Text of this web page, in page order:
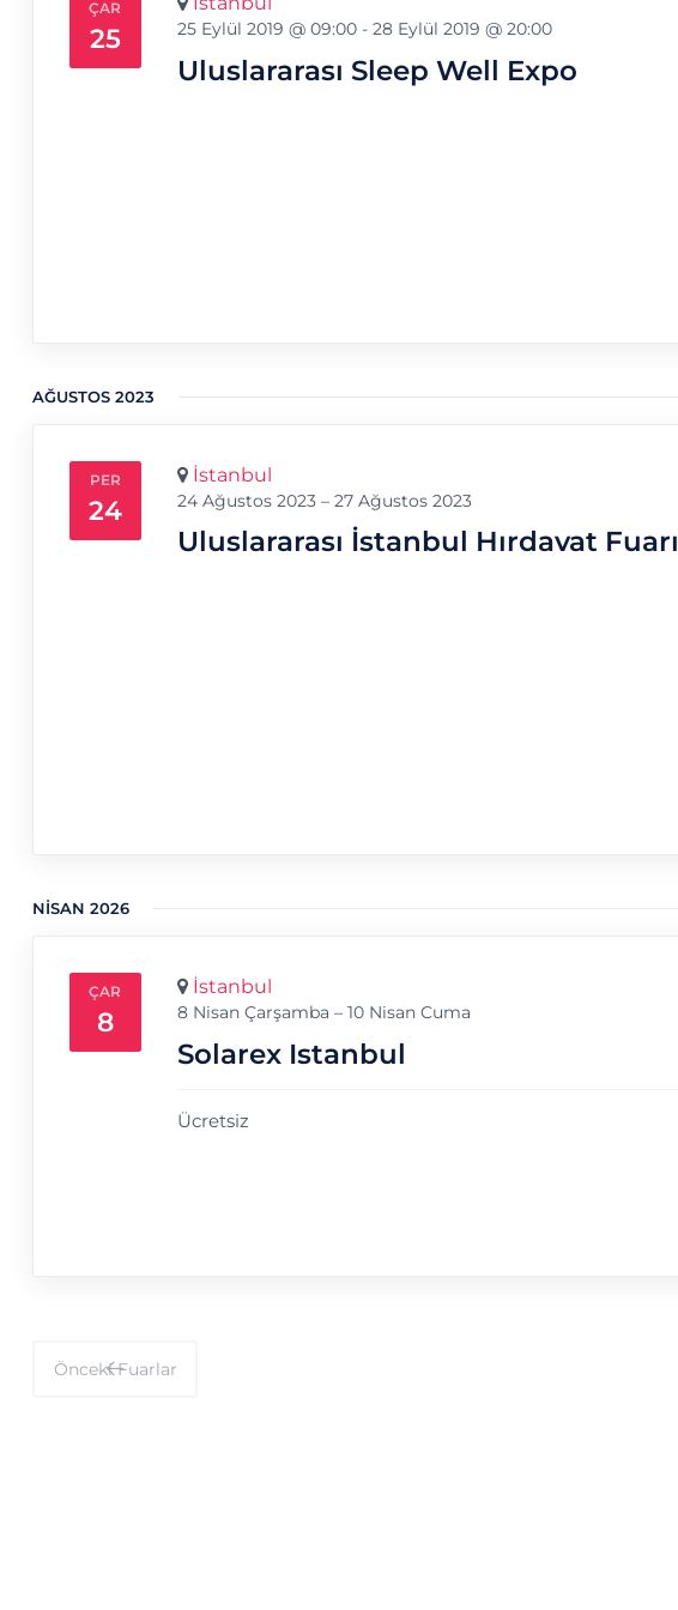
ÇAR
25 25 Eylül 2019 @ 09:00- 28 Eylül 2019 @ 20:00
Uluslararası Sleep Well Expo
AĞUSTOS 2023
PER
24 24 Ağustos 2023 – 27 Ağustos 2023
Uluslararası İstanbul Hırdavat Fuarı
İstanbul
NISAN 2026
ÇAR
8 8 Nisan Çarşamba – 10 Nisan Cuma
Solarex Istanbul
İstanbul
Ücretsiz
ÖncekiFuarlar